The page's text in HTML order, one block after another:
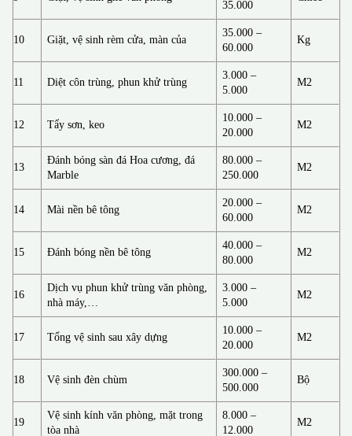
35.000
10 Giặt, vệ sinh rèm cửa, màn của
35.000 –
60.000
Kg
11 Diệt côn trùng, phun khử trùng
3.000 –
5.000
M2
12 Tẩy sơn, keo
10.000 –
20.000
M2
13
Đánh bóng sàn đá Hoa cương, đá
Marble
80.000 –
250.000
M2
14 Mài nền bê tông
20.000 –
60.000
M2
15 Đánh bóng nền bê tông
40.000 –
80.000
M2
16
Dịch vụ phun khử trùng văn phòng,
nhà máy,…
3.000 –
5.000
M2
17 Tổng vệ sinh sau xây dựng
10.000 –
20.000
M2
18 Vệ sinh đèn chùm
300.000 –
500.000
Bộ
19
Vệ sinh kính văn phòng, mặt trong
tòa nhà
8.000 –
12.000
M2